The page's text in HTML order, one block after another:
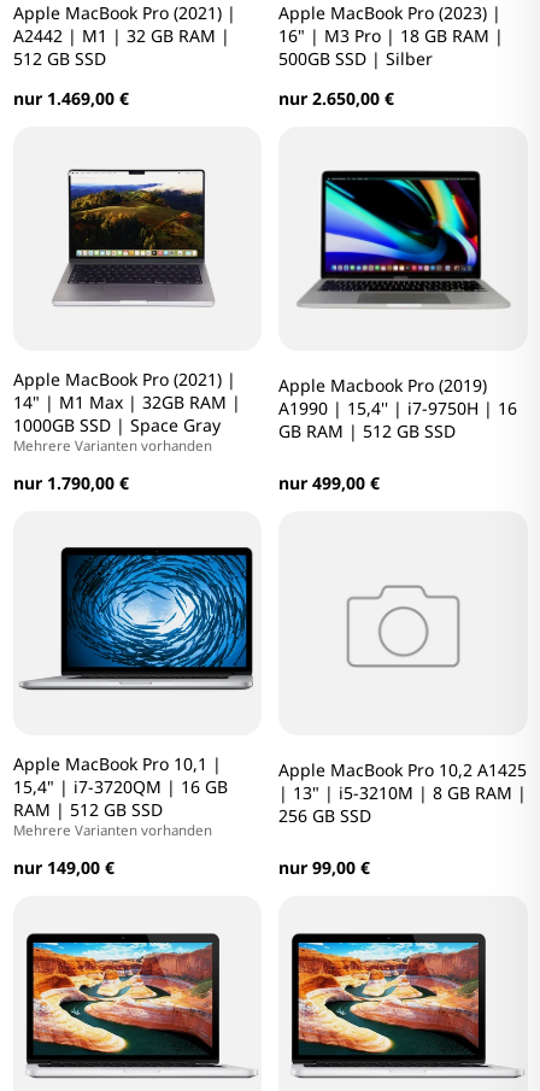
Apple MacBook Pro (2021) |
A2442 | M1 | 32 GB RAM |
512 GB SSD
nur 1.469,00 €
Apple MacBook Pro (2023) |
16" | M3 Pro | 18 GB RAM |
500GB SSD | Silber
nur 2.650,00 €
Apple MacBook Pro (2021) |
14" | M1 Max | 32GB RAM |
1000GB SSD | Space Gray
Mehrere Varianten vorhanden
nur 1.790,00 €
Apple Macbook Pro (2019)
A1990 | 15,4'' | i7-9750H | 16
GB RAM | 512 GB SSD
nur 499,00 €
Apple MacBook Pro 10,1 |
15,4" | i7-3720QM | 16 GB
RAM | 512 GB SSD
Mehrere Varianten vorhanden
nur 149,00 €
Apple MacBook Pro 10,2 A1425
| 13" | i5-3210M | 8 GB RAM |
256 GB SSD
nur 99,00 €